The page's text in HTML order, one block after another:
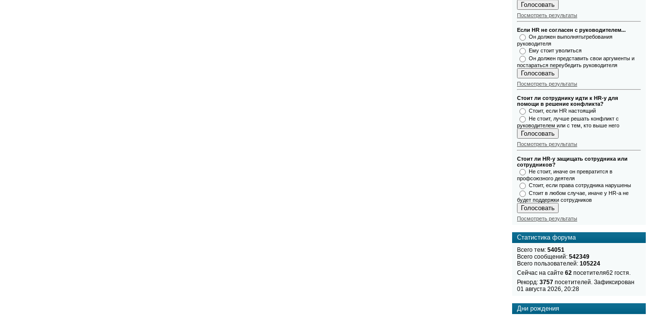
Посмотреть результаты
Если HR не согласен с руководителем...
Он должен выполнятьтребования
руководителя
Ему стоит уволиться
Он должен представить свои аргументы и
постараться переубедить руководителя
Посмотреть результаты
Стоит ли сотруднику идти к HR-у для
помощи в решение конфликта?
Стоит, если HR настоящий
Не стоит, лучше решать конфликт с
руководителем или с тем, кто выше него
Посмотреть результаты
Стоит ли HR-у защищать сотрудника или
сотрудников?
Не стоит, иначе он превратится в
профсоюзного деятеля
Стоит, если права сотрудника нарушены
Стоит в любом случае, иначе у HR-а не
будет поддержки сотрудников
Посмотреть результаты
Статистика форума
Всего тем: 54051
Всего сообщений: 542349
Всего пользователей: 105224
Сейчас на сайте 62 посетителя62 гостя.
Рекорд: 3757 посетителей. Зафиксирован
01 августа 2026, 20:28
Дни рождения